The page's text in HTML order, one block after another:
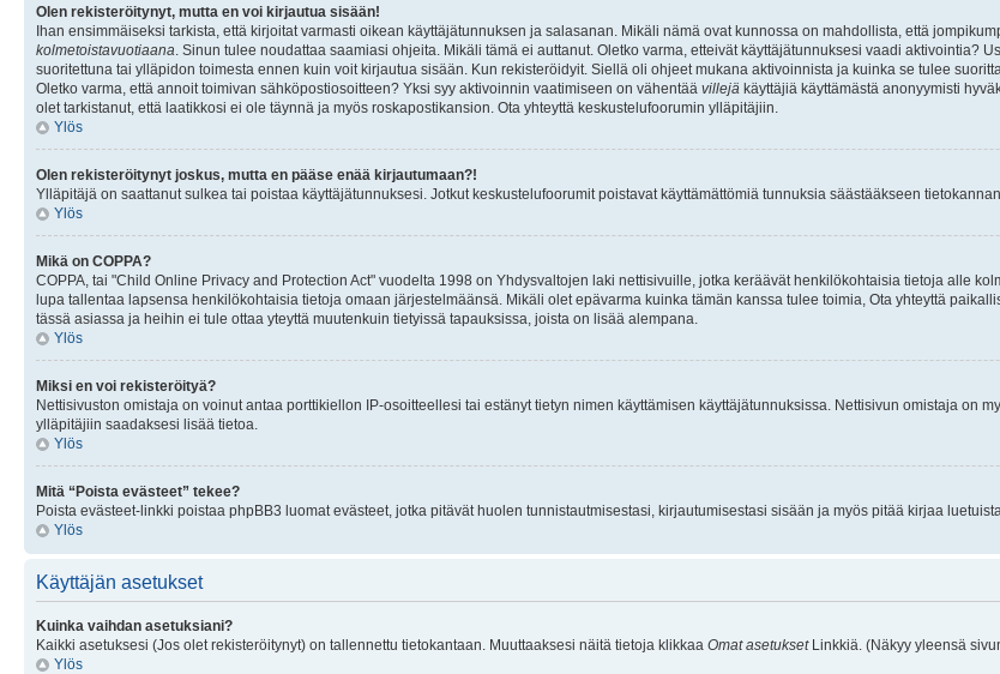
Olen rekisteröitynyt, mutta en voi kirjautua sisään!
Ihan ensimmäiseksi tarkista, että kirjoitat varmasti oikean käyttäjätunnuksen ja salasanan. Mikäli nämä ovat kunnossa on mahdollista, että
kolmetoistavuotiaana . Sinun tulee noudattaa saamiasi ohjeita. Mikäli tämä ei auttanut. Oletko varma, etteivät käyttäjätunnuksesi vaadi aktivointia?
suoritettuna tai ylläpidon toimesta ennen kuin voit kirjautua sisään. Kun rekisteröidyit. Siellä oli ohjeet mukana aktivoinnista ja kuinka se tulee
Oletko varma, että annoit toimivan sähköpostiosoitteen? Yksi syy aktivoinnin vaatimiseen on vähentää villejä käyttäjiä käyttämästä anonyymisti
olet tarkistanut, että laatikkosi ei ole täynnä ja myös roskapostikansion. Ota yhteyttä keskustelufoorumin ylläpitäjiin.
Ylös
Olen rekisteröitynyt joskus, mutta en pääse enää kirjautumaan?!
Ylläpitäjä on saattanut sulkea tai poistaa käyttäjätunnuksesi. Jotkut keskustelufoorumit poistavat käyttämättömiä tunnuksia säästääkseen
Ylös
Mikä on COPPA?
COPPA, tai "Child Online Privacy and Protection Act" vuodelta 1998 on Yhdysvaltojen laki nettisivuille, jotka keräävät henkilökohtaisia tietoja alle
lupa tallentaa lapsensa henkilökohtaisia tietoja omaan järjestelmäänsä. Mikäli olet epävarma kuinka tämän kanssa tulee toimia, Ota yhteyttä
tässä asiassa ja heihin ei tule ottaa yteyttä muutenkuin tietyissä tapauksissa, joista on lisää alempana.
Ylös
Miksi en voi rekisteröityä?
Nettisivuston omistaja on voinut antaa porttikiellon IP-osoitteellesi tai estänyt tietyn nimen käyttämisen käyttäjätunnuksissa. Nettisivun omistaja on
ylläpitäjiin saadaksesi lisää tietoa.
Ylös
Mitä “Poista evästeet” tekee?
Poista evästeet-linkki poistaa phpBB3 luomat evästeet, jotka pitävät huolen tunnistautmisestasi, kirjautumisestasi sisään ja myös pitää kirjaa
Ylös
Käyttäjän asetukset
Kuinka vaihdan asetuksiani?
Kaikki asetuksesi (Jos olet rekisteröitynyt) on tallennettu tietokantaan. Muuttaaksesi näitä tietoja klikkaa Omat asetuksetLinkkiä. (Näkyy yleensä
Ylös